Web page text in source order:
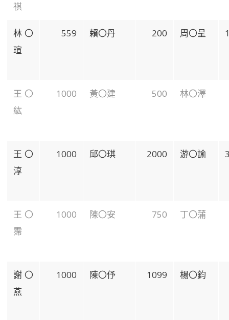
祺
林〇
瑄
559 賴〇丹 200 周〇呈
王〇
紘
1000 黃〇建 500 林〇澤
王〇
淳
1000 邱〇琪 2000 游〇諭
王〇
霈
1000 陳〇安 750 丁〇蒲
謝〇
燕
1000 陳〇伃 1099 楊〇鈞